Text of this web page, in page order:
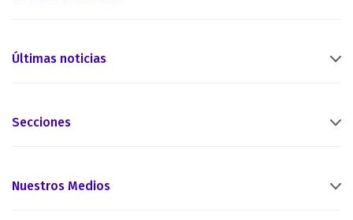
Últimas noticias
Secciones
Nuestros Medios